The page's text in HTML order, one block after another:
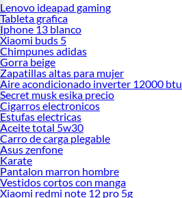
Lenovo ideapad gaming
Tableta grafica
Iphone 13 blanco
Xiaomi buds 5
Chimpunes adidas
Gorra beige
Zapatillas altas para mujer
Aire acondicionado inverter 12000 btu
Secret musk esika precio
Cigarros electronicos
Estufas electricas
Aceite total 5w30
Carro de carga plegable
Asus zenfone
Karate
Pantalon marron hombre
Vestidos cortos con manga
Xiaomi redmi note 12 pro 5g